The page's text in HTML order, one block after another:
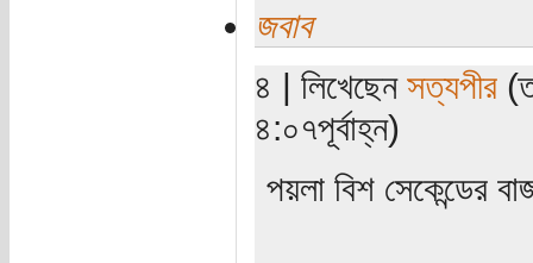
জবাব
৪ | লিখেছেন সত্যপীর
৪:০৭পূর্বাহ্ন)
পয়লা বিশ সেকেন্ডের